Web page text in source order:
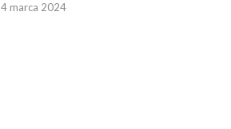
4 marca 2024